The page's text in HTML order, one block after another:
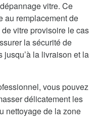
vitre. Ce
au remplacement de
vitre provisoire le cas
la sécurité de
la livraison et la
vous pouvez
délicatement les
nettoyage de la zone